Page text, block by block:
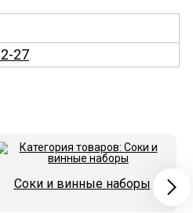
27
Соки и винные наборы